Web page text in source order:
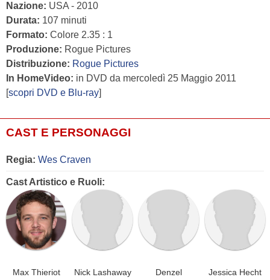
Nazione: USA - 2010
Durata: 107 minuti
Formato: Colore 2.35 : 1
Produzione: Rogue Pictures
Distribuzione: Rogue Pictures
In HomeVideo: in DVD da mercoledì 25 Maggio 2011
[scopri DVD e Blu-ray]
CAST E PERSONAGGI
Regia: Wes Craven
Cast Artistico e Ruoli:
Max Thieriot Nick Lashaway
Denzel
Jessica Hecht